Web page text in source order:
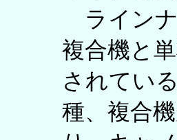
ラインナ
複合機と
されてい
種、複合